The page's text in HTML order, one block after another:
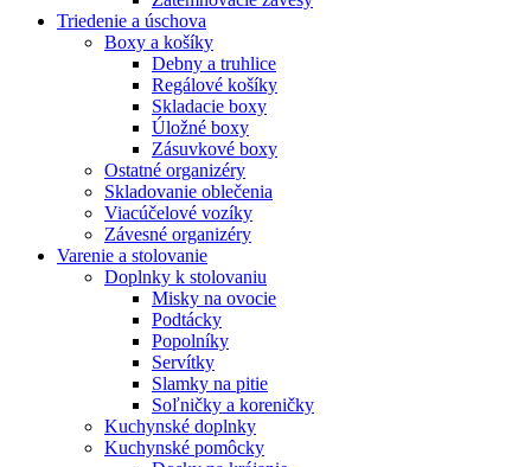
Triedenie a úschova
Boxy a košíky
Debny a truhlice
Regálové košíky
Skladacie boxy
Úložné boxy
Zásuvkové boxy
Ostatné organizéry
Skladovanie oblečenia
Viacúčelové vozíky
Závesné organizéry
Varenie a stolovanie
Doplnky k stolovaniu
Misky na ovocie
Podtácky
Popolníky
Servítky
Slamky na pitie
Soľničky a koreničky
Kuchynské doplnky
Kuchynské pomôcky